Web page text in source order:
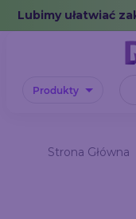
Error: No data in
Lubimy ułatwiać
Produkty
Strona Główna